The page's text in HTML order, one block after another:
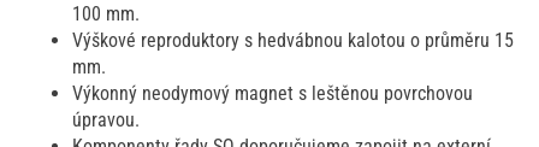
100 mm.
Výškové reproduktory s hedvábnou kalotou o průměru 15
mm.
Výkonný neodymový magnet s leštěnou povrchovou
úpravou.